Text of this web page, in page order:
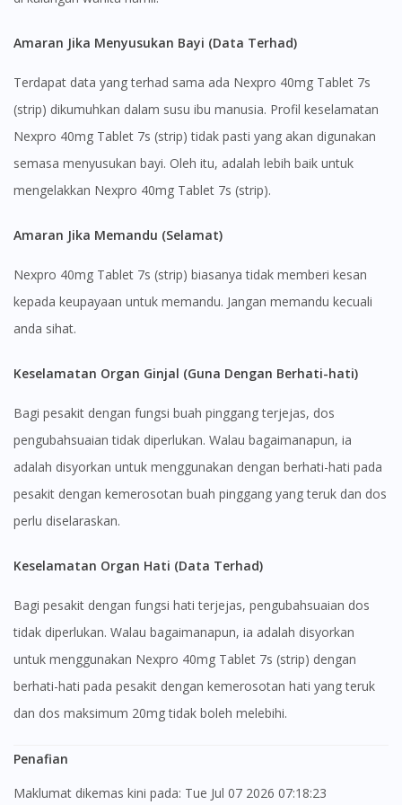
site.
To serve you better, would you like to head over to
DoctorOnCall Singapore?
Amaran Jika Menyusukan Bayi (Data Terhad)
Terdapat data yang terhad sama ada Nexpro 40mg Tablet 7s
(strip) dikumuhkan dalam susu ibu manusia. Profil keselamatan
Nexpro 40mg Tablet 7s (strip) tidak pasti yang akan digunakan
semasa menyusukan bayi. Oleh itu, adalah lebih baik untuk
mengelakkan Nexpro 40mg Tablet 7s (strip).
Amaran Jika Memandu (Selamat)
Nexpro 40mg Tablet 7s (strip) biasanya tidak memberi kesan
kepada keupayaan untuk memandu. Jangan memandu kecuali
anda sihat.
Keselamatan Organ Ginjal (Guna Dengan Berhati-hati)
Bagi pesakit dengan fungsi buah pinggang terjejas, dos
pengubahsuaian tidak diperlukan. Walau bagaimanapun, ia
adalah disyorkan untuk menggunakan dengan berhati-hati pada
pesakit dengan kemerosotan buah pinggang yang teruk dan dos
perlu diselaraskan.
Keselamatan Organ Hati (Data Terhad)
Bagi pesakit dengan fungsi hati terjejas, pengubahsuaian dos
tidak diperlukan. Walau bagaimanapun, ia adalah disyorkan
untuk menggunakan Nexpro 40mg Tablet 7s (strip) dengan
berhati-hati pada pesakit dengan kemerosotan hati yang teruk
dan dos maksimum 20mg tidak boleh melebihi.
Penafian
Maklumat dikemas kini pada: Tue Jul 07 2026 07:18:23